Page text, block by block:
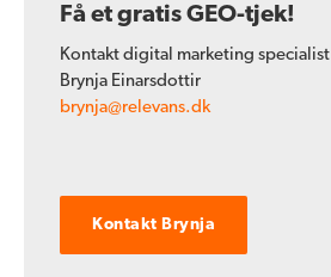
Få et gratis GEO-tjek!
Kontakt digital marketing specialist
Brynja Einarsdottir
brynja@relevans.dk
Kontakt Brynja